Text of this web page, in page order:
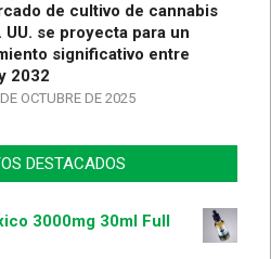
de cultivo de cannabis
UU. se proyecta para un
significativo entre
2032
OCTUBRE DE 2025
DESTACADOS
3000mg 30ml Full